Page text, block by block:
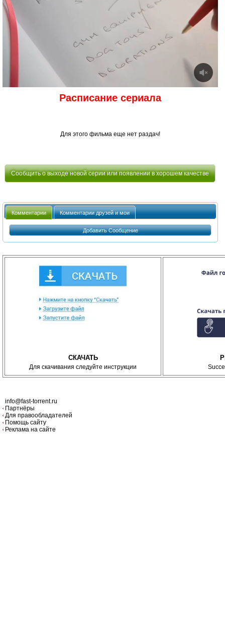
Расписание сериала
Для этого фильма еще нет раздач!
Сообщить о выходе новой серии или появлении в хорошем качестве
Комментарии Комментарии друзей и мои
Добавить Сообщение
СКАЧАТЬ
Для скачивания следуйте инструкции
info@fast-torrent.ru
Партнёры
Для правообладателей
Помощь сайту
Реклама на сайте